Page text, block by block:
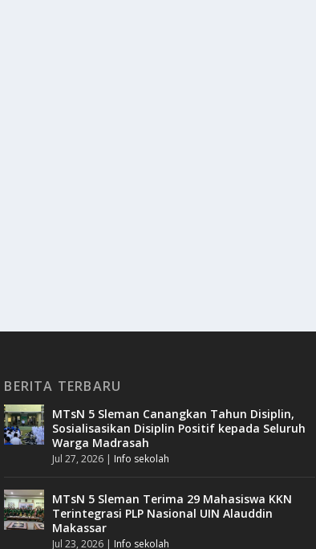
BERITA TERBARU
MTsN 5 Sleman Canangkan Tahun Disiplin,
Sosialisasikan Disiplin Positif kepada Seluruh
Warga Madrasah
Jul 27, 2026 | Info sekolah
MTsN 5 Sleman Terima 29 Mahasiswa KKN
Terintegrasi PLP Nasional UIN Alauddin
Makassar
Jul 23, 2026 | Info sekolah